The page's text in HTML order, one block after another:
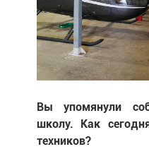
Вы упомянули
школу. Как
техников?